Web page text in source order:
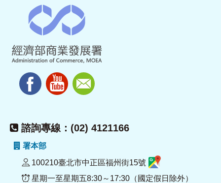
諮詢專線：(02) 4121166
署本部
100210臺北市中正區福州街15號
星期一至星期五8:30～17:30（國定假日除外）